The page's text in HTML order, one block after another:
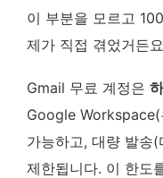
이 부분을 모르고
제가 직접 겪었거든
Gmail 무료 계정은
Google
가능하고, 대량 발송
제한됩니다. 이 한도